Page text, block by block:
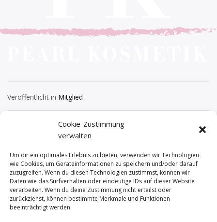
Cookie-Zustimmung
verwalten
Um dir ein optimales Erlebnis zu bieten, verwenden wir Technologien
wie Cookies, um Geräteinformationen zu speichern und/oder darauf
zuzugreifen. Wenn du diesen Technologien zustimmst, können wir
Daten wie das Surfverhalten oder eindeutige IDs auf dieser Website
verarbeiten. Wenn du deine Zustimmung nicht erteilst oder
zurückziehst, können bestimmte Merkmale und Funktionen
beeinträchtigt werden.
Veröffentlicht in Mitglied
Beitragsnavigation
Outdoor Seminare